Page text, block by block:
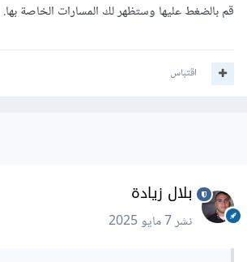
قم بالضغط عليها وستظهر لك المسارات الخاصة بها.
اقتباس
بلال زيادة
نشر7 مايو 2025